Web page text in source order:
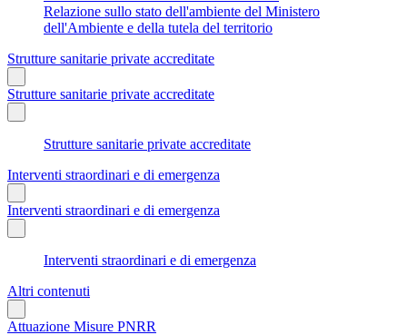
Relazione sullo stato dell'ambiente del Ministero
dell'Ambiente e della tutela del territorio
Strutture sanitarie private accreditate
Strutture sanitarie private accreditate
Strutture sanitarie private accreditate
Interventi straordinari e di emergenza
Interventi straordinari e di emergenza
Interventi straordinari e di emergenza
Altri contenuti
Attuazione Misure PNRR